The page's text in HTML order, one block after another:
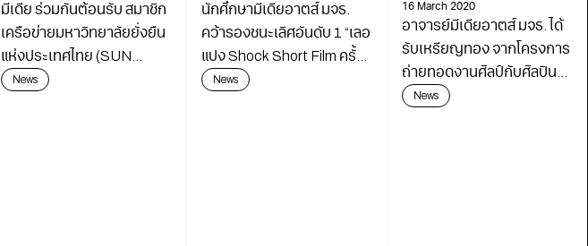
มีเดีย ร่วมกันต้อนรับ สมาชิก
เครือข่ายมหาวิทยาลัยยั่งยืน
แห่งประเทศไทย (SUN
Thailand)
News
นักศึกษามีเดียอาตส์ มจธ.
คว้ารองชนะเลิศอันดับ 1 “เลอ
แปง Shock Short Film ครั้ง
ที่ 1”News
16 March 2020
อาจารย์มีเดียอาตส์ มจธ. ได้
รับเหรียญทอง จากโครงการ
ถ่ายทอดงานศิลป์กับศิลปิน
แห่งชาติ
News